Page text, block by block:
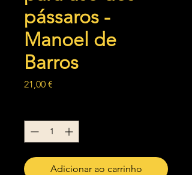
pássaros -
Manoel de
Barros
21,00 €
Adicionar ao carrinho